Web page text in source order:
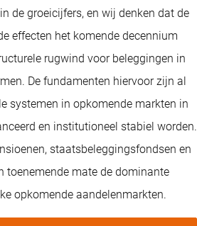
de groeicijfers, en wij denken dat de
effecten het komende decennium
rugwind voor beleggingen in
De fundamenten hiervoor zijn al
systemen in opkomende markten in
en institutioneel stabiel worden.
staatsbeleggingsfondsen en
toenemende mate de dominante
opkomende aandelenmarkten.